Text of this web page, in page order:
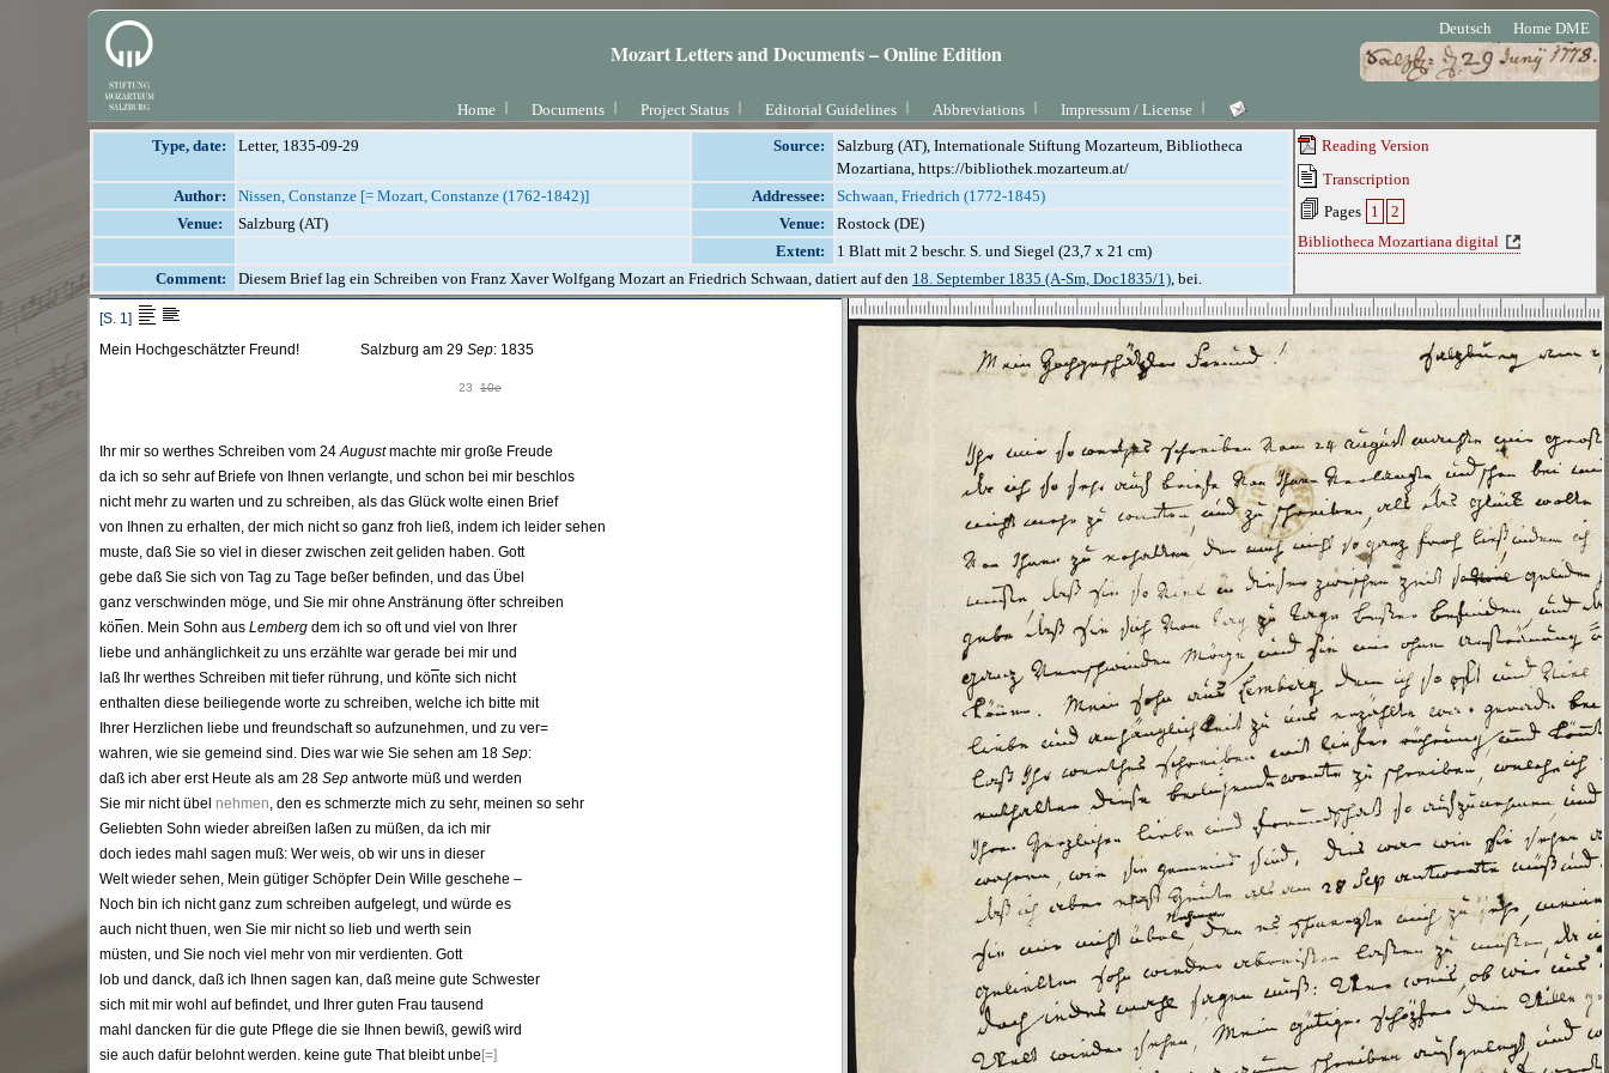
Deutsch Home DME
Mozart Letters and Documents – Online Edition
Home Documents Project Status Editorial Guidelines Abbreviations Impressum / License
Type, date: Letter, 1835-09-29 Source:
Salzburg (AT), Internationale Stiftung Mozarteum, Bibliotheca
Mozartiana, https://bibliothek.mozarteum.at/
Author:
Nissen, Constanze [= Mozart, Constanze (1762-1842)] Addressee:
Schwaan, Friedrich (1772-1845)
Venue:
Salzburg (AT) Venue:
Rostock (DE)
Extent:
1 Blatt mit 2 beschr. S. und Siegel (23,7 x 21 cm)
Comment:
Diesem Brief lag ein Schreiben von Franz Xaver Wolfgang Mozart an Friedrich Schwaan, datiert auf den 18. September 1835 (A-Sm, Doc1835/1), bei.
Reading Version
Transcription
Pages 1
2
Bibliotheca Mozartiana digital